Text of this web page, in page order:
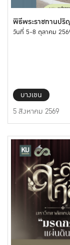
พิธีพระราชทานป
วันที่ 5-8 ตุลาคม
บางเขน
5 สิงหาคม 2569